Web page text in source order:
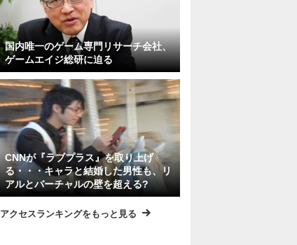
国内唯一のゲーム専門リサーチ会社、
ゲームエイジ総研に迫る
CNNが『ラブプラス』を取り上げ
る・・・キャラと結婚した男性も、リ
アルとバーチャルの壁を超える?
アクセスランキングをもっと見る